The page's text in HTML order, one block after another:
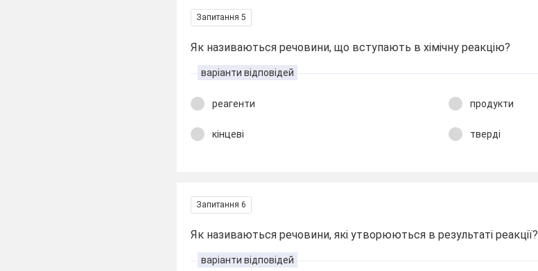
Запитання 5
Як називаються речовини, що вступають в хімічну реакцію?
варіанти відповідей
реагенти продукти
кінцеві тверді
Запитання 6
Як називаються речовини, які утворюються в результаті реакції?
варіанти відповідей